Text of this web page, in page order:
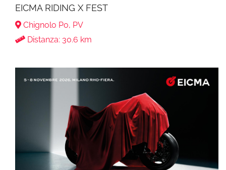
EICMA RIDING X FEST
Chignolo Po, PV
Distanza: 30.6 km